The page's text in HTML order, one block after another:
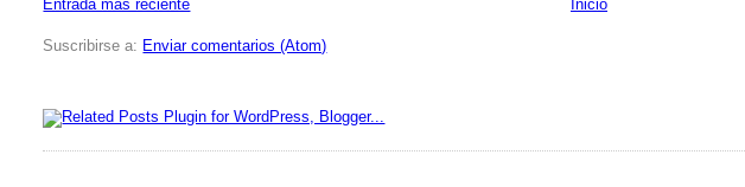
Entrada más reciente
Inicio
Suscribirse a: Enviar comentarios (Atom)